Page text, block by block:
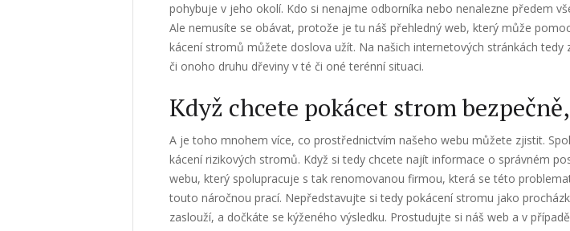
pohybuje v jeho okolí. Kdo si nenajme odborníka nebo nenalezne předem
Ale nemusíte se obávat, protože je tu náš přehledný web, který může
kácení stromů můžete doslova užít. Na našich internetových stránkách
či onoho druhu dřeviny v té či oné terénní situaci.
Když chcete pokácet strom
A je toho mnohem více, co prostřednictvím našeho webu můžete zjistit.
kácení rizikových stromů. Když si tedy chcete najít informace o správném
webu, který spolupracuje s tak renomovanou firmou, která se této
touto náročnou prací. Nepředstavujte si tedy pokácení stromu jako
zaslouží, a dočkáte se kýženého výsledku. Prostudujte si náš web a v